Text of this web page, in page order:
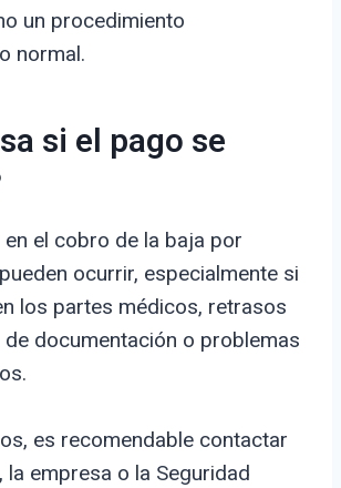
un procedimiento
normal.
si el pago se
el cobro de la baja por
ocurrir, especialmente si
los partes médicos, retrasos
de documentación o problemas
es recomendable contactar
la empresa o la Seguridad